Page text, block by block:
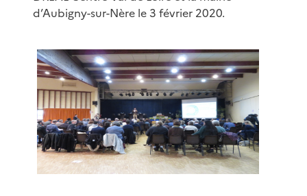
d’Aubigny-sur-Nère le 3 février 2020.